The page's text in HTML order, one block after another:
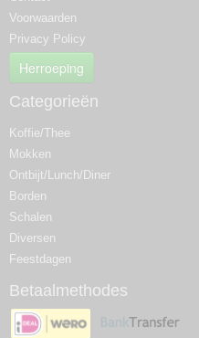
Voorwaarden
Privacy Policy
Herroeping
Categorieën
Koffie/Thee
Mokken
Ontbijt/Lunch/Diner
Borden
Schalen
Diversen
Feestdagen
Betaalmethodes